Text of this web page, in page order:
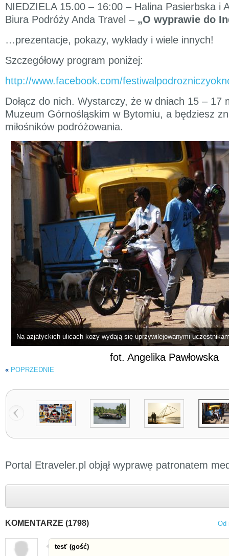
NIEDZIELA 15.00 – 16:00 – Halina Pasierbska i
Biura Podróży Anda Travel – „O wyprawie do
…prezentacje, pokazy, wykłady i wiele innych!
Szczegółowy program poniżej:
http://www.facebook.com/
Dołącz do nich. Wystarczy, że w dniach 15 – 17
Muzeum Górnośląskim w Bytomiu, a będziesz
miłośników podróżowania.
Na azjatyckich ulicach kozy wydają się uprzywilejowanymi
fot. Angelika Pawłowska
« POPRZEDNIE
Portal Etraveler.pl objął wyprawę patronatem
KOMENTARZE (1798) Od
test' (gość)